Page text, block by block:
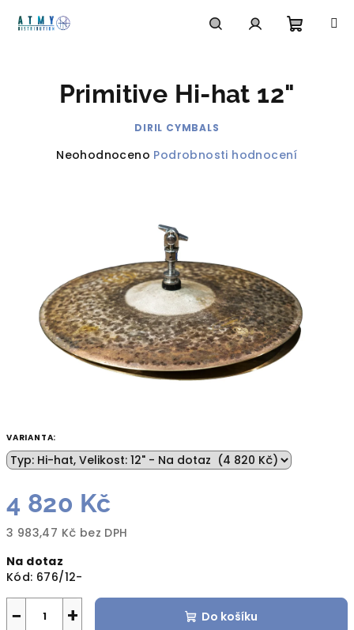
VARIANTA:
4 820 Kč
3 983,47 Kč bez DPH
cena:
Na dotaz
Kód: 676/12-
+
− Do košíku
Primitive Hi-hat 12"
DIRIL CYMBALS
Průměrné
hvězdiček.
Neohodnoceno Podrobnosti hodnocení